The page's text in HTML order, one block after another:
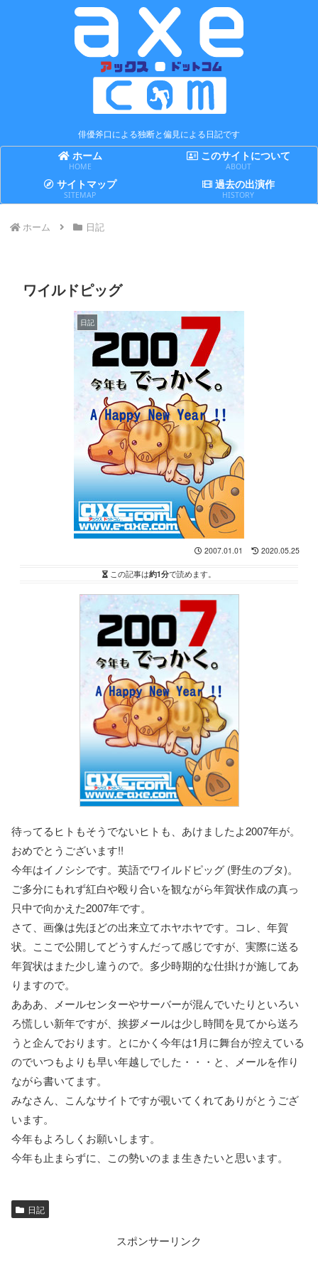
俳優斧口による独断と偏見による日記です
ホーム
HOME
このサイトについて
ABOUT
サイトマップ
SITEMAP
過去の出演作
HISTORY
ホーム 日記
ワイルドピッグ
日記
2007.01.01 2020.05.25
この記事は約1分で読めます。
待ってるヒトもそうでないヒトも、あけましたよ2007年が。
おめでとうございます!!
今年はイノシシです。英語でワイルドピッグ (野生のブタ)。
ご多分にもれず紅白や殴り合いを観ながら年賀状作成の真っ
只中で向かえた2007年です。
さて、画像は先ほどの出来立てホヤホヤです。コレ、年賀
状。ここで公開してどうすんだって感じですが、実際に送る
年賀状はまた少し違うので。多少時期的な仕掛けが施してあ
りますので。
あああ、メールセンターやサーバーが混んでいたりといろい
ろ慌しい新年ですが、挨拶メールは少し時間を見てから送ろ
うと企んでおります。とにかく今年は1月に舞台が控えている
のでいつもよりも早い年越しでした・・・と、メールを作り
ながら書いてます。
みなさん、こんなサイトですが覗いてくれてありがとうござ
います。
今年もよろしくお願いします。
今年も止まらずに、この勢いのまま生きたいと思います。
日記
スポンサーリンク